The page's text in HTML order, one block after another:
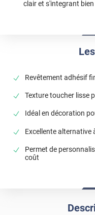
Revêtement adhésif
Texture toucher lisse
Idéal en décoration
Excellente alternative
Permet de
coût
clair et s'integrant bien